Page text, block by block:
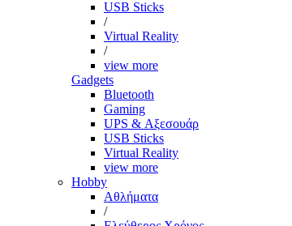
USB Sticks
/
Virtual Reality
/
view more
Gadgets
Bluetooth
Gaming
UPS & Αξεσουάρ
USB Sticks
Virtual Reality
view more
Hobby
Αθλήματα
/